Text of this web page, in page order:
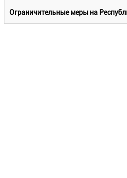
Ограничительные меры на